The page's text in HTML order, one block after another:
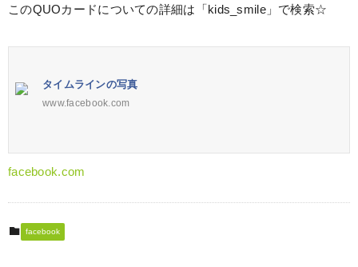
このQUOカードについての詳細は「kids_smile」で検索☆
タイムラインの写真
www.facebook.com
facebook.com
facebook